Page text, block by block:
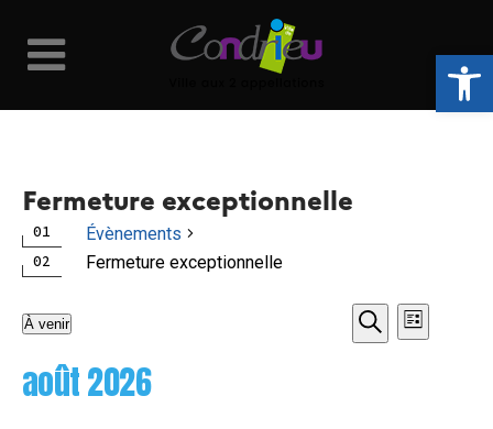
Ouvrir
Fermeture exceptionnelle
Évènements
Fermeture exceptionnelle
Évènements Recherche
Liste
À venir
une
août 2026